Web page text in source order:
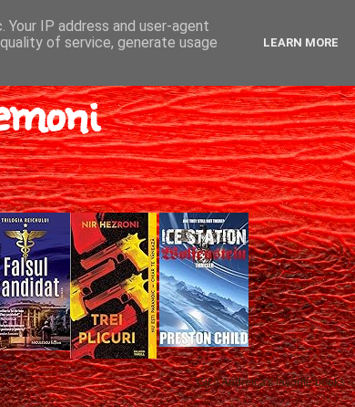
Gică Andreica's favorite books »
IP address and user-agent
of service, generate usage
LEARN MORE